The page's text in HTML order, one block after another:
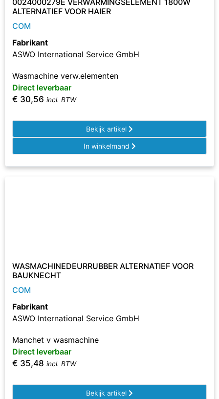
0024000279E VERWARMINGSELEMENT 1800W
ALTERNATIEF VOOR HAIER
COM
Fabrikant
ASWO International Service GmbH
Wasmachine verw.elementen
Direct leverbaar
€ 30,56 incl. BTW
Bekijk artikel
In winkelmand
WASMACHINEDEURRUBBER ALTERNATIEF VOOR
BAUKNECHT
COM
Fabrikant
ASWO International Service GmbH
Manchet v wasmachine
Direct leverbaar
€ 35,48 incl. BTW
Bekijk artikel